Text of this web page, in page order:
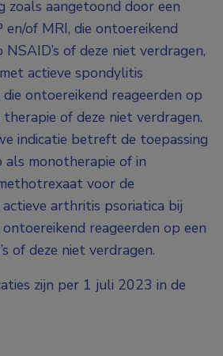
zoals aangetoond door een
en/of MRI, die ontoereikend
NSAID’s of deze niet verdragen,
actieve spondylitis
ontoereikend reageerden op
of deze niet verdragen.
indicatie betreft de toepassing
als monotherapie of in
voor de
arthritis psoriatica bij
reageerden op een
of deze niet verdragen.
zijn per 1 juli 2023 in de